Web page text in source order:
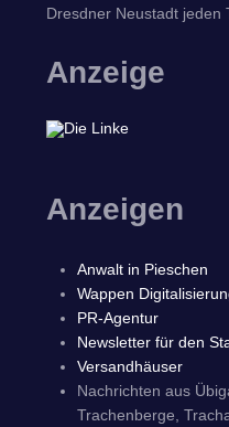
Dresdner Neustadt jeden
Anzeige
Anzeigen
Anwalt in Pieschen
Wappen
PR-Agentur
Newsletter für den
Versandhäuser
Nachrichten aus
Trachenberge,